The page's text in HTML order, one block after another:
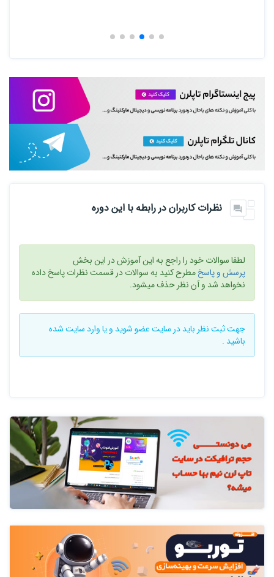
نظرات کاربران در رابطه با این دوره
لطفا سوالات خود را راجع به این آموزش در این بخش
پرسش و پاسخمطرح کنید به سوالات در قسمت نظرات پاسخ داده
نخواهد شد و آن نظر حذف میشود.
جهت ثبت نظر باید در سایتعضو شوید و یاوارد سایتشده
باشید .